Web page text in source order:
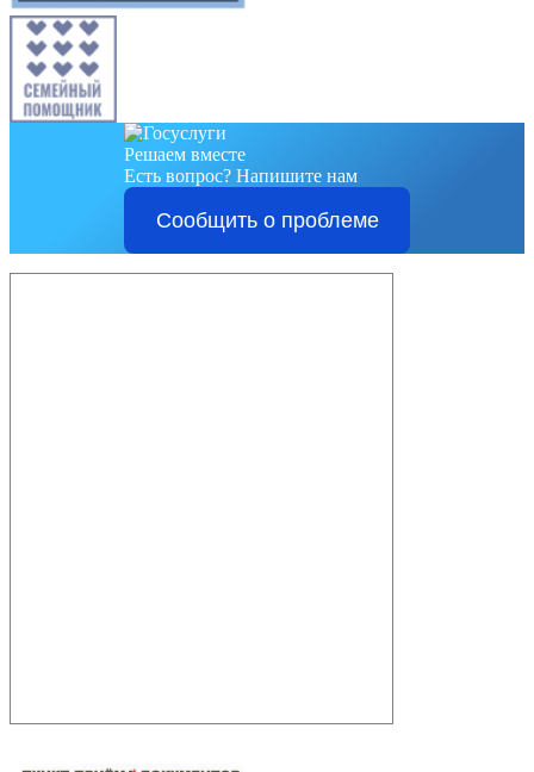
Решаем вместе
Есть вопрос? Напишите нам
Сообщить о проблеме